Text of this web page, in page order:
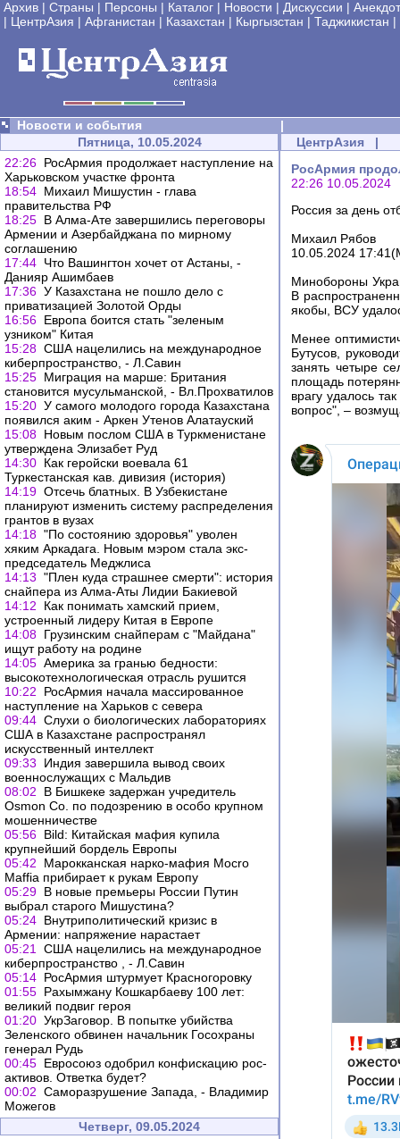
Архив | Страны | Персоны | Каталог | Новости | Дискуссии |
| ЦентрАзия | Афганистан | Казахстан | Кыргызстан | Таджикистан |
Новости и события
|
Пятница, 10.05.2024
22:26 РосАрмия продолжает наступление на
Харьковском участке фронта
18:54 Михаил Мишустин - глава
правительства РФ
18:25 В Алма-Ате завершились переговоры
Армении и Азербайджана по мирному
соглашению
17:44 Что Вашингтон хочет от Астаны, -
Данияр Ашимбаев
17:36 У Казахстана не пошло дело с
приватизацией Золотой Орды
16:56 Европа боится стать "зеленым
узником" Китая
15:28 США нацелились на международное
киберпространство, - Л.Савин
15:25 Миграция на марше: Британия
становится мусульманской, - Вл.Прохватилов
15:20 У самого молодого города Казахстана
появился аким - Аркен Утенов Алатауский
15:08 Новым послом США в Туркменистане
утверждена Элизабет Руд
14:30 Как геройски воевала 61
Туркестанская кав. дивизия (история)
14:19 Отсечь блатных. В Узбекистане
планируют изменить систему распределения
грантов в вузах
14:18 "По состоянию здоровья" уволен
хяким Аркадага. Новым мэром стала экс-
председатель Меджлиса
14:13 "Плен куда страшнее смерти": история
снайпера из Алма-Аты Лидии Бакиевой
14:12
Как понимать хамский прием,
устроенный лидеру Китая в Европе
14:08 Грузинским снайперам с "Майдана"
ищут работу на родине
14:05 Америка за гранью бедности:
высокотехнологическая отрасль рушится
10:22
РосАрмия начала массированное
наступление на Харьков с севера
09:44 Слухи о биологических лабораториях
США в Казахстане распространял
искусственный интеллект
09:33
Индия завершила вывод своих
военнослужащих с Мальдив
08:02
В Бишкеке задержан учредитель
Osmon Co. по подозрению в особо крупном
мошенничестве
05:56 Bild: Китайская мафия купила
крупнейший бордель Европы
05:42
Марокканская нарко-мафия Mocro
Maffia прибирает к рукам Европу
05:29 В новые премьеры России Путин
выбрал старого Мишустина?
05:24 Внутриполитический кризис в
Армении: напряжение нарастает
05:21
США нацелились на международное
киберпространство , - Л.Савин
05:14 РосАрмия штурмует Красногоровку
01:55 Рахымжану Кошкарбаеву 100 лет:
великий подвиг героя
01:20 УкрЗаговор. В попытке убийства
Зеленского обвинен начальник Госохраны
генерал Рудь
00:45 Евросоюз одобрил конфискацию рос-
активов. Ответка будет?
00:02 Саморазрушение Запада, - Владимир
Можегов
Четверг, 09.05.2024
ЦентрАзия |
РосАрмия
22:26 10.05.2024
Россия за день
Михаил Рябов
10.05.2024
Минобороны
В
якобы, ВСУ
Менее
Бутусов,
занять четыре
площадь
врагу удалось
вопрос", –